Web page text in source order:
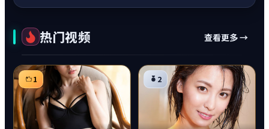
热门视频 查看更多 →
1 2